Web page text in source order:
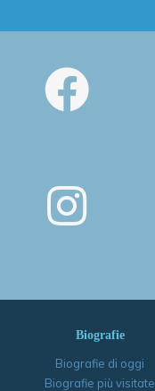
Biografie
Biografie di oggi
Biografie più visitate